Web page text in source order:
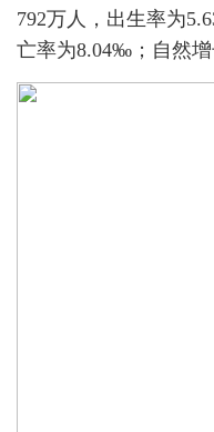
792万人，出生率为
亡率为8.04‰；自然增